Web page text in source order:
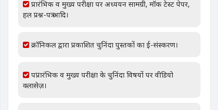
प्रारंभिक व मुख्य परीक्षा पर अध्ययन सामग्री, मॉक टेस्ट पेपर,
हल प्रश्न-पत्र आदि।
क्रॉनिकल द्वारा प्रकाशित चुनिंदा पुस्तकों का ई-संस्करण।
पप्रारंभिक व मुख्य परीक्षा के चुनिंदा विषयों पर वीडियो
क्लासेज़।